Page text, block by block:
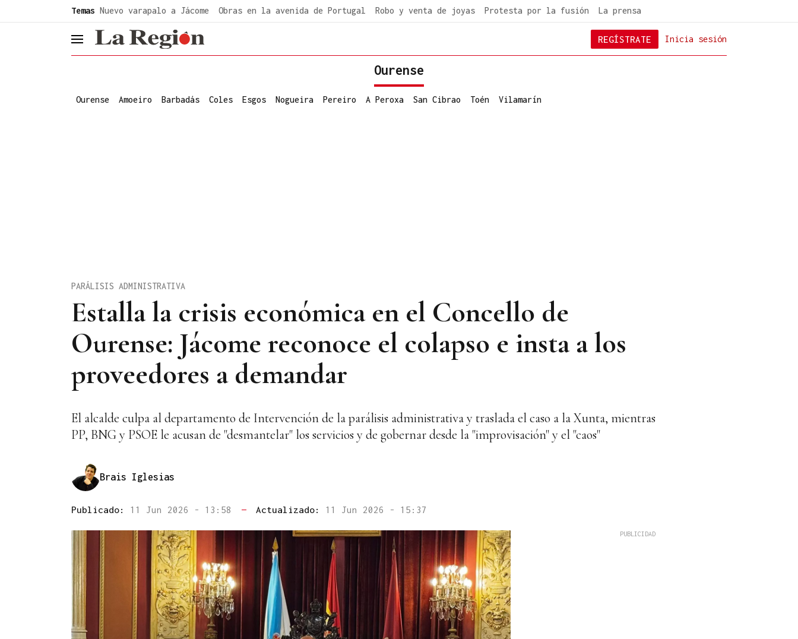
Temas Nuevo varapalo a Jácome Obras en la avenida de Portugal Robo y venta de joyas Protesta por la fusión La prensa
header.menu.open Inicia sesión
REGÍSTRATE
Ourense
Ourense Amoeiro Barbadás Coles Esgos Nogueira Pereiro A Peroxa San Cibrao Toén Vilamarín
Estalla la crisis económica en el Concello de
Ourense: Jácome reconoce el colapso e insta a los
proveedores a demandar
PARÁLISIS ADMINISTRATIVA
El alcalde culpa al departamento de Intervención de la parálisis administrativa y traslada el caso a la Xunta, mientras
PP, BNG y PSOE le acusan de "desmantelar" los servicios y de gobernar desde la "improvisación" y el "caos"
Brais Iglesias
Publicado: 11 Jun 2026 - 13:58 — Actualizado: 11 Jun 2026 - 15:37